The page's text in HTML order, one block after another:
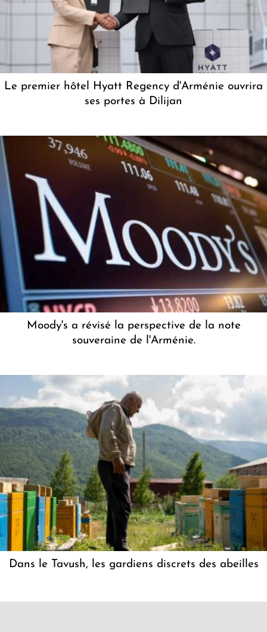
Le premier hôtel Hyatt Regency d'Arménie ouvrira
ses portes à Dilijan
Moody's a révisé la perspective de la note
souveraine de l'Arménie.
Dans le Tavush, les gardiens discrets des abeilles